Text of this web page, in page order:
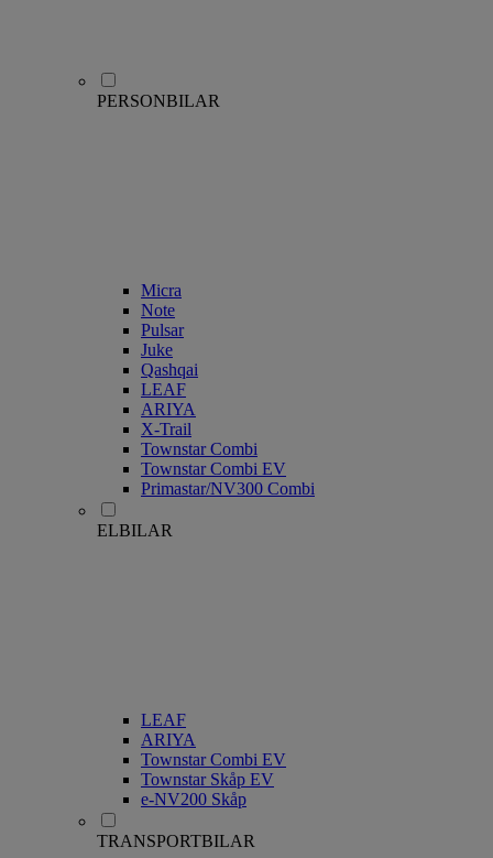
PERSONBILAR
Micra
Note
Pulsar
Juke
Qashqai
LEAF
ARIYA
X-Trail
Townstar Combi
Townstar Combi EV
Primastar/NV300 Combi
ELBILAR
LEAF
ARIYA
Townstar Combi EV
Townstar Skåp EV
e-NV200 Skåp
TRANSPORTBILAR